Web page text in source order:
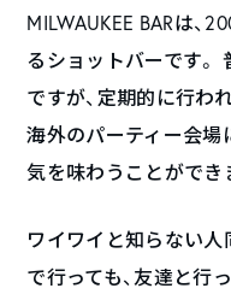
MILWAUKEE BARは、
るショットバーです。
ですが、定期的に行わ
海外のパーティー会場
気を味わうことができ
ワイワイと知らない人
で行っても、友達と行